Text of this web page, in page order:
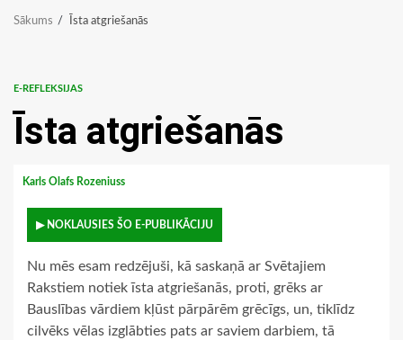
Sākums Īsta atgriešanās
E-REFLEKSIJAS
Īsta atgriešanās
Karls Olafs Rozeniuss
▶ NOKLAUSIES ŠO E-PUBLIKĀCIJU
Nu mēs esam redzējuši, kā saskaņā ar Svētajiem
Rakstiem notiek īsta atgriešanās, proti, grēks ar
Bauslības vārdiem kļūst pārpārēm grēcīgs, un, tiklīdz
cilvēks vēlas izglābties pats ar saviem darbiem, tā